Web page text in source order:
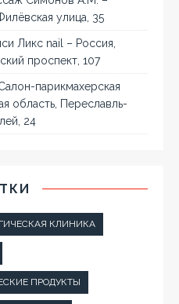
улица, 35
Ликс nail – Россия,
проспект, 107
парикмахерская
область, Переславль-
24
КЛИНИКА
ПРОДУКТЫ